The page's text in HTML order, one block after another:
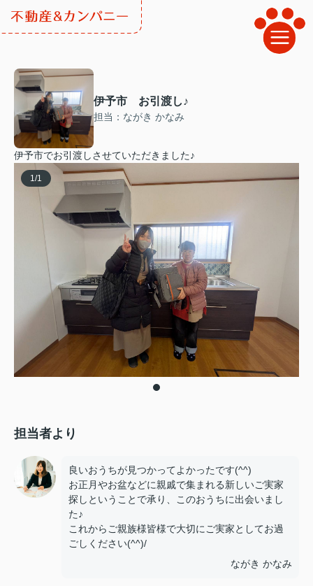
伊予市 お引渡し♪
担当：ながき かなみ
伊予市でお引渡しさせていただきました♪
1 /1
担当者より
良いおうちが見つかってよかったです(^^)
お正月やお盆などに親戚で集まれる新しいご実家
探しということで承り、このおうちに出会いまし
た♪
これからご親族様皆様で大切にご実家としてお過
ごしください(^^)/
ながき かなみ